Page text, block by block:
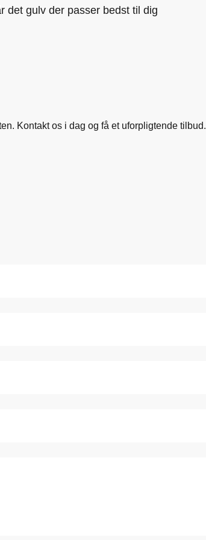
det gulv der passer bedst til dig
Kontakt os i dag og få et uforpligtende tilbud.